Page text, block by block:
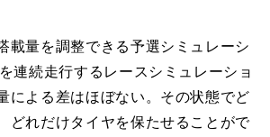
載量を調整できる予選シミュレーシ
連続走行するレースシミュレーショ
による差はほぼない。その状態でど
どれだけタイヤを保たせることがで